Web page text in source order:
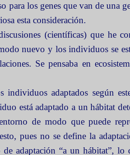
para los genes que van de una
esta consideración.
(científicas) que he
nuevo y los individuos se
Se pensaba en
individuos adaptados según
está adaptado a un hábitat
de modo que puede
pues no se define la
adaptación “a un hábitat”, lo